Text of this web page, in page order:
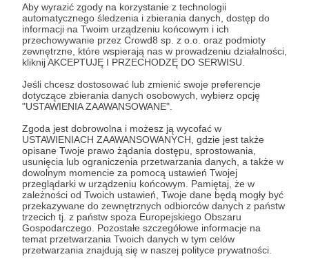
Aby wyrazić zgody na korzystanie z technologii
automatycznego śledzenia i zbierania danych, dostęp do
informacji na Twoim urządzeniu końcowym i ich
przechowywanie przez Crowd8 sp. z o.o. oraz podmioty
zewnętrzne, które wspierają nas w prowadzeniu działalności,
kliknij AKCEPTUJĘ I PRZECHODZĘ DO SERWISU.
Jeśli chcesz dostosować lub zmienić swoje preferencje
dotyczące zbierania danych osobowych, wybierz opcję
"USTAWIENIA ZAAWANSOWANE".
Zgoda jest dobrowolna i możesz ją wycofać w
USTAWIENIACH ZAAWANSOWANYCH, gdzie jest także
opisane Twoje prawo żądania dostępu, sprostowania,
usunięcia lub ograniczenia przetwarzania danych, a także w
dowolnym momencie za pomocą ustawień Twojej
przeglądarki w urządzeniu końcowym. Pamiętaj, że w
zależności od Twoich ustawień, Twoje dane będą mogły być
przekazywane do zewnętrznych odbiorców danych z państw
trzecich tj. z państw spoza Europejskiego Obszaru
Gospodarczego. Pozostałe szczegółowe informacje na
temat przetwarzania Twoich danych w tym celów
przetwarzania znajdują się w naszej polityce prywatności.
* Zapoznałem się i akceptujęRegulaminserwisu oraz
Prywatności.
* Wyrażam zgodę na przetwarzanie moich danych
osobowych podanych w formularzu rejestracyjnym w celu
prawidłowego świadczenia usług serwisu Patronite.
Wyrażam zgodę na otrzymywanie drogą elektroniczną
informacji handlowych - newslettera. Opcja ta może zostać
zmieniona w ustawieniach konta.